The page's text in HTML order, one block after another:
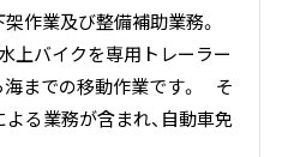
品販売・修理。
作業及び整備補助業務。
上バイクを専用トレーラー
までの移動作業です。 そ
よる業務が含まれ、自動車免